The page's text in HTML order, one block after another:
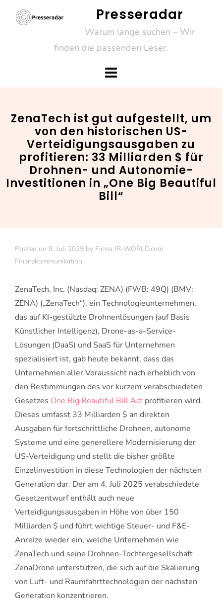
Presseradar
Warum lange suchen – Wir
finden die passenden Leser.
ZenaTech ist gut aufgestellt, um
von den historischen US-
Verteidigungsausgaben zu
profitieren: 33 Milliarden $ für
Drohnen- und Autonomie-
Investitionen in „One Big Beautiful
Bill“
Posted on 8. Juli 2025 by Firma IR-WORLD.com
Finanzkommunikation
ZenaTech, Inc. (Nasdaq: ZENA) (FWB: 49Q) (BMV:
ZENA) („ZenaTech“), ein Technologieunternehmen,
das auf KI-gestützte Drohnenlösungen (auf Basis
Künstlicher Intelligenz), Drone-as-a-Service-
Lösungen (DaaS) und SaaS für Unternehmen
spezialisiert ist, gab heute bekannt, dass das
Unternehmen aller Voraussicht nach erheblich von
den Bestimmungen des vor kurzem verabschiedeten
Gesetzes One Big Beautiful Bill Act profitieren wird.
Dieses umfasst 33 Milliarden $ an direkten
Ausgaben für fortschrittliche Drohnen, autonome
Systeme und eine generellere Modernisierung der
US-Verteidigung und stellt die bisher größte
Einzelinvestition in diese Technologien der nächsten
Generation dar. Der am 4. Juli 2025 verabschiedete
Gesetzentwurf enthält auch neue
Verteidigungsausgaben in Höhe von über 150
Milliarden $ und führt wichtige Steuer- und F&E-
Anreize wieder ein, welche Unternehmen wie
ZenaTech und seine Drohnen-Tochtergesellschaft
ZenaDrone unterstützen, die sich auf die Skalierung
von Luft- und Raumfahrttechnologien der nächsten
Generation konzentrieren.